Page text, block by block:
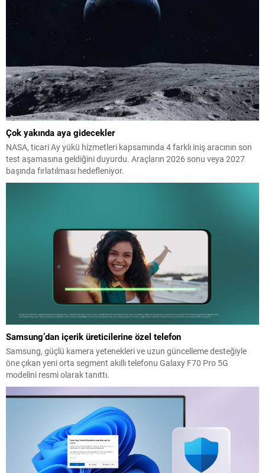
Çok yakında aya gidecekler
NASA, ticari Ay yükü hizmetleri kapsamında 4 farklı iniş aracının son
test aşamasına geldiğini duyurdu. Araçların 2026 sonu veya 2027
başında fırlatılması hedefleniyor.
Samsung’dan içerik üreticilerine özel telefon
Samsung, güçlü kamera yetenekleri ve uzun güncelleme desteğiyle
öne çıkan yeni orta segment akıllı telefonu Galaxy F70 Pro 5G
modelini resmi olarak tanıttı.